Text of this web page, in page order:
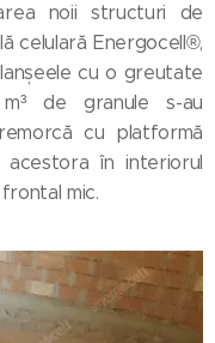
noii structuri de
celulară Energocell®,
cu o greutate
de granule s-au
cu platformă
acestora în interiorul
mic.